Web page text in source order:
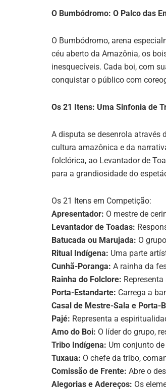
O Bumbódromo: O Palco das
O Bumbódromo, arena
céu aberto da Amazônia, os
inesquecíveis. Cada boi, com
conquistar o público com
Os 21 Itens: Uma Sinfonia de
A disputa se desenrola através
cultura amazônica e da
folclórica, ao Levantador de
para a grandiosidade do
Os 21 Itens em Competição:
Apresentador: O mestre de
Levantador de Toadas:
Batucada ou Marujada: O
Ritual Indígena: Uma parte
Cunhã-Poranga: A rainha da
Rainha do Folclore:
Porta-Estandarte: Carrega a
Casal de Mestre-Sala e Porta-
Pajé: Representa a
Amo do Boi: O líder do grupo,
Tribo Indígena: Um conjunto
Tuxaua: O chefe da tribo,
Comissão de Frente: Abre o
Alegorias e Adereços: Os